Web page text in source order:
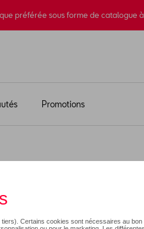
préférée sous forme de catalogue
Promotions